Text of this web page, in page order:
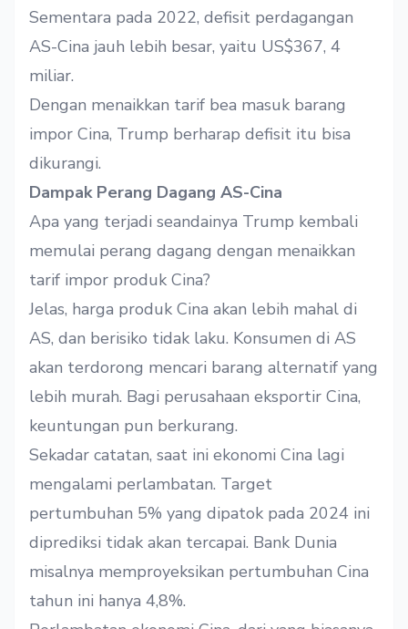
Sementara pada 2022, defisit perdagangan
AS-Cina jauh lebih besar, yaitu US$367, 4
miliar.
Dengan menaikkan tarif bea masuk barang
impor Cina, Trump berharap defisit itu bisa
dikurangi.
Dampak Perang Dagang AS-Cina
Apa yang terjadi seandainya Trump kembali
memulai perang dagang dengan menaikkan
tarif impor produk Cina?
Jelas, harga produk Cina akan lebih mahal di
AS, dan berisiko tidak laku. Konsumen di AS
akan terdorong mencari barang alternatif yang
lebih murah. Bagi perusahaan eksportir Cina,
keuntungan pun berkurang.
Sekadar catatan, saat ini ekonomi Cina lagi
mengalami perlambatan. Target
pertumbuhan 5% yang dipatok pada 2024 ini
diprediksi tidak akan tercapai. Bank Dunia
misalnya memproyeksikan pertumbuhan Cina
tahun ini hanya 4,8%.